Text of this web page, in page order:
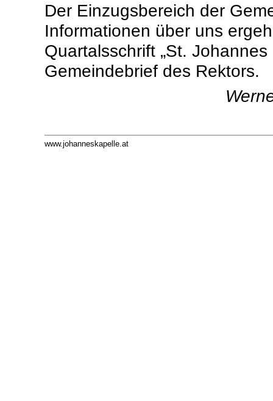
Der Einzugsbereich der
Informationen über uns
Quartalsschrift „St.
Gemeindebrief des Rektors.
www.johanneskapelle.at